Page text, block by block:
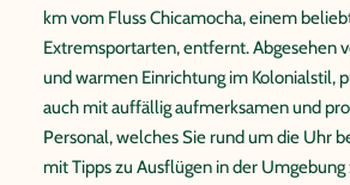
km vom Fluss Chicamocha, einem
Extremsportarten, entfernt. Abgesehen
und warmen Einrichtung im Kolonialstil,
auch mit auffällig aufmerksamen und
Personal, welches Sie rund um die Uhr
mit Tipps zu Ausflügen in der